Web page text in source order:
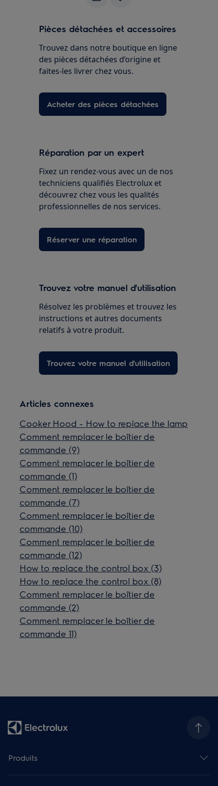
Pièces détachées et accessoires
Trouvez dans notre boutique en ligne
des pièces détachées d’origine et
faites-les livrer chez vous.
Acheter des pièces détachées
Réparation par un expert
Fixez un rendez-vous avec un de nos
techniciens qualifiés Electrolux et
découvrez chez vous les qualités
professionnelles de nos services.
Réserver une réparation
Trouvez votre manuel d'utilisation
Résolvez les problèmes et trouvez les
instructions et autres documents
relatifs à votre produit.
Trouvez votre manuel d'utilisation
Articles connexes
Cooker Hood - How to replace the lamp
Comment remplacer le boîtier de
commande (9)
Comment remplacer le boîtier de
commande (1)
Comment remplacer le boîtier de
commande (7)
Comment remplacer le boîtier de
commande (10)
Comment remplacer le boîtier de
commande (12)
How to replace the control box (3)
How to replace the control box (8)
Comment remplacer le boîtier de
commande (2)
Comment remplacer le boîtier de
commande 11)
Produits